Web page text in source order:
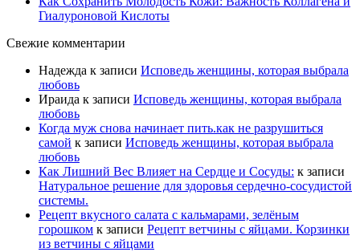
Гиалуроновой Кислоты
Свежие комментарии
Надежда к записи Исповедь женщины, которая выбрала
любовь
Ираида к записи Исповедь женщины, которая выбрала
любовь
Когда муж снова начинает пить.как не разрушиться
самой к записи Исповедь женщины, которая выбрала
любовь
Как Лишний Вес Влияет на Сердце и Сосуды: к записи
Натуральное решение для здоровья сердечно-сосудистой
системы.
Рецепт вкусного салата с кальмарами, зелёным
горошком к записи Рецепт ветчины с яйцами. Корзинки
из ветчины с яйцами